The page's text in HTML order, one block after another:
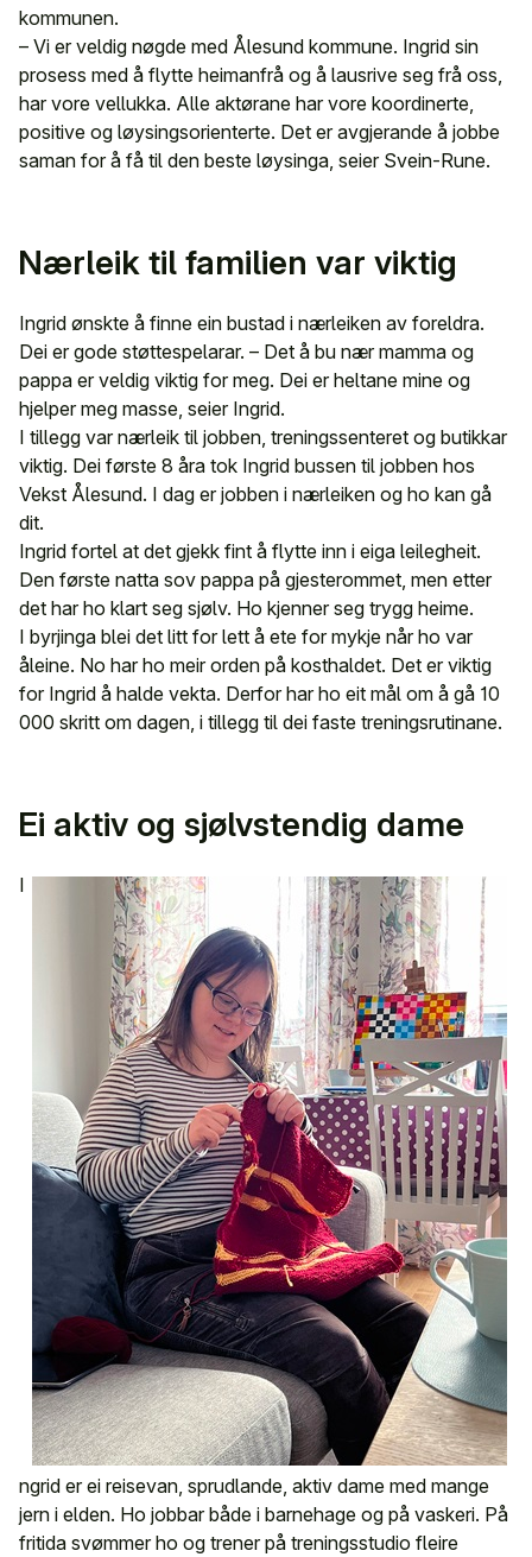
kommunen.
– Vi er veldig nøgde med Ålesund kommune. Ingrid sin
prosess med å flytte heimanfrå og å lausrive seg frå oss,
har vore vellukka. Alle aktørane har vore koordinerte,
positive og løysingsorienterte. Det er avgjerande å jobbe
saman for å få til den beste løysinga, seier Svein-Rune.
Nærleik til familien var viktig
Ingrid ønskte å finne ein bustad i nærleiken av foreldra.
Dei er gode støttespelarar. – Det å bu nær mamma og
pappa er veldig viktig for meg. Dei er heltane mine og
hjelper meg masse, seier Ingrid.
I tillegg var nærleik til jobben, treningssenteret og butikkar
viktig. Dei første 8 åra tok Ingrid bussen til jobben hos
Vekst Ålesund. I dag er jobben i nærleiken og ho kan gå
dit.
Ingrid fortel at det gjekk fint å flytte inn i eiga leilegheit.
Den første natta sov pappa på gjesterommet, men etter
det har ho klart seg sjølv. Ho kjenner seg trygg heime.
I byrjinga blei det litt for lett å ete for mykje når ho var
åleine. No har ho meir orden på kosthaldet. Det er viktig
for Ingrid å halde vekta. Derfor har ho eit mål om å gå 10
000 skritt om dagen, i tillegg til dei faste treningsrutinane.
Ei aktiv og sjølvstendig dame
I
ngrid er ei reisevan, sprudlande, aktiv dame med mange
jern i elden. Ho jobbar både i barnehage og på vaskeri. På
fritida svømmer ho og trener på treningsstudio fleire